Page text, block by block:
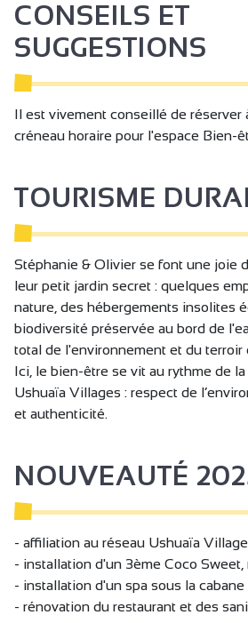
Matériel Bébé
Lit bébé
Baignoire bébé
Chaise bébé
Table à langer
Sèche cheveux
Lave linge collectif
Accès Internet privatif Wifi
Cabines lavabo
Douches chaudes
Lavabos eau chaude
Lavoirs eau chaude
Sanitaires communs
personnes en situation de handicap
Prestations adaptées pour
Accessible en fauteuil roulant
Rampe d'accès
CONSEILS ET
SUGGESTIONS
Il est vivement conseillé de réserver
créneau horaire pour l'espace Bien-
TOURISME
Stéphanie & Olivier se font une joie
leur petit jardin secret : quelques
nature, des hébergements insolites
biodiversité préservée au bord de
total de l'environnement et du terroir
Ici, le bien-être se vit au rythme de la
Ushuaïa Villages : respect de
et authenticité.
NOUVEAUTÉ
- affiliation au réseau Ushuaïa
- installation d'un 3ème Coco
- installation d'un spa sous la cabane
- rénovation du restaurant et des